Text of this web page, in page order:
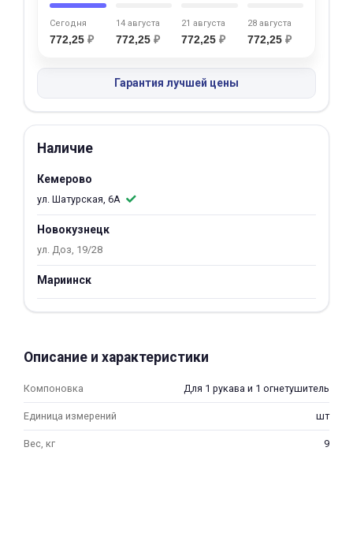
Сегодня
772,25 ₽
14 августа
772,25 ₽
21 августа
772,25 ₽
28 августа
772,25 ₽
Гарантия лучшей цены
Наличие
Кемерово
ул. Шатурская, 6А
Новокузнецк
ул. Доз, 19/28
Мариинск
Описание и характеристики
Компоновка Для 1 рукава и 1 огнетушитель
Единица измерений шт
Вес, кг 9
25 % картой любого банка
Получайте товар
Оставшиеся
списываться
по25%каждые 2 недели
Подробнее
об оплате Плайтом
недели
Остались вопросы?
8 800 302-02-51